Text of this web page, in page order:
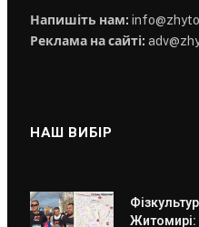
Напишіть нам:
Реклама на сайті:
НАШ ВИБІР
Житомирі: